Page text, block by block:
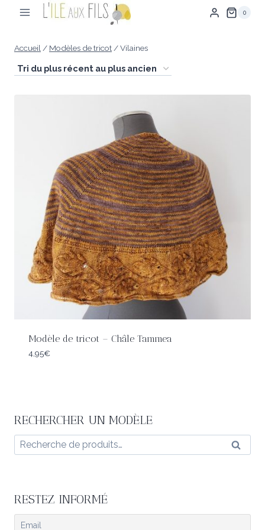
0
Accueil/ Modèles de tricot/Vilaines
Modèle de tricot – Châle Tammea
4,95€
RECHERCHER UN MODÈLE
Recherche
pour :
RESTEZ INFORMÉ